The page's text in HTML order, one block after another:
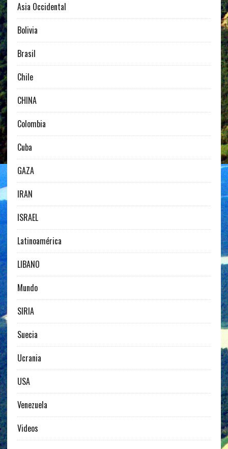
Asia Occidental
Bolivia
Brasil
Chile
CHINA
Colombia
Cuba
GAZA
IRAN
ISRAEL
Latinoamérica
LIBANO
Mundo
SIRIA
Suecia
Ucrania
USA
Venezuela
Videos